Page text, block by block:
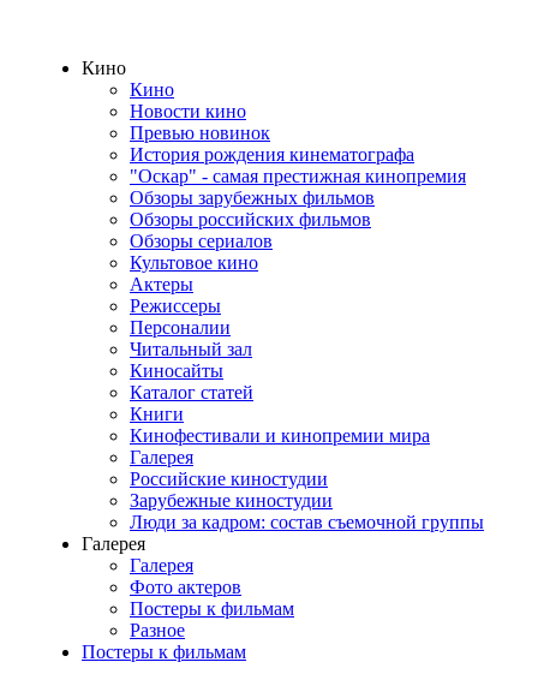
Кино
Кино
Новости кино
Превью новинок
История рождения кинематографа
"Оскар" - самая престижная кинопремия
Обзоры зарубежных фильмов
Обзоры российских фильмов
Обзоры сериалов
Культовое кино
Актеры
Режиссеры
Персоналии
Читальный зал
Киносайты
Каталог статей
Книги
Кинофестивали и кинопремии мира
Галерея
Российские киностудии
Зарубежные киностудии
Люди за кадром: состав съемочной группы
Галерея
Галерея
Фото актеров
Постеры к фильмам
Разное
Постеры к фильмам